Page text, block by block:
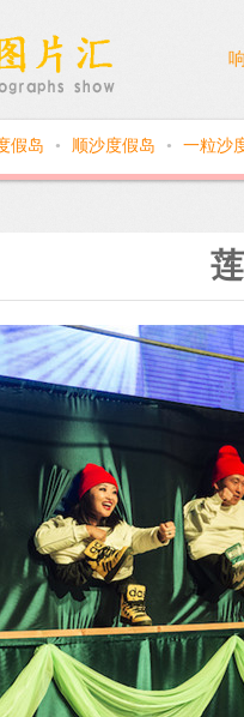
假岛 ● 顺沙度假岛 ● 一粒沙